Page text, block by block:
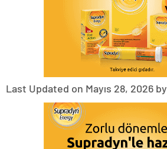
Last Updated on Mayıs 28, 2026 by